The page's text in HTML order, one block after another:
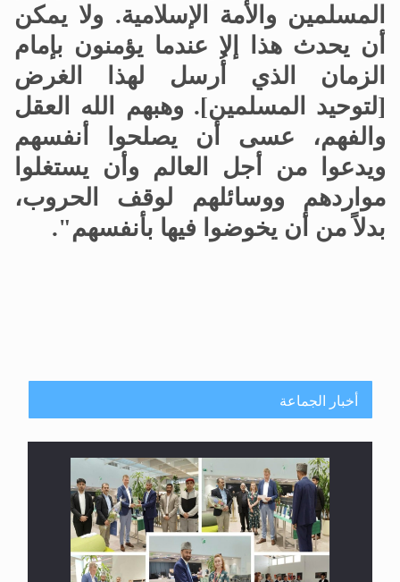
المسلمين والأمة الإسلامية. ولا يمكن
أن يحدث هذا إلا عندما يؤمنون بإمام
الزمان الذي أُرسل لهذا الغرض
[لتوحيد المسلمين]. وهبهم الله العقل
والفهم، عسى أن يصلحوا أنفسهم
ويدعوا من أجل العالم وأن يستغلوا
مواردهم ووسائلهم لوقف الحروب،
بدلاً من أن يخوضوا فيها بأنفسهم".
أخبار الجماعة